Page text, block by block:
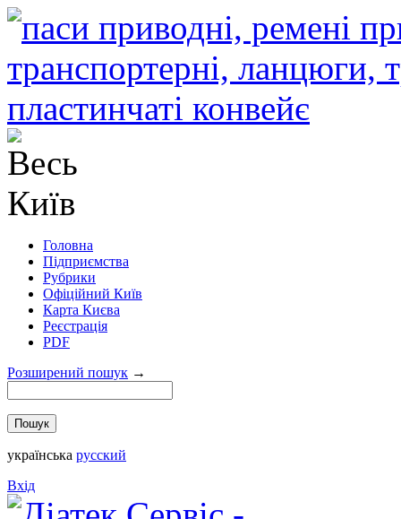
Головна
Підприємства
Рубрики
Офіційний Київ
Карта Києва
Реєстрація
PDF
Розширений пошук →
українська русский
Вхід